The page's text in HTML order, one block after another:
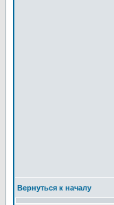
Вернуться к началу